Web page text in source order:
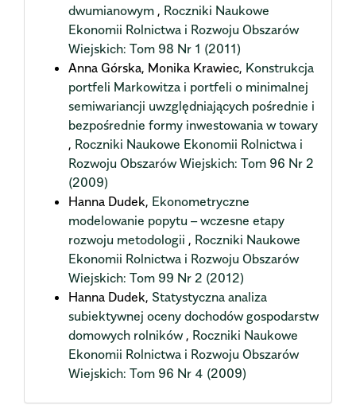
dwumianowym , Roczniki Naukowe
Ekonomii Rolnictwa i Rozwoju Obszarów
Wiejskich: Tom 98 Nr 1 (2011)
Anna Górska, Monika Krawiec, Konstrukcja
portfeli Markowitza i portfeli o minimalnej
semiwariancji uwzględniających pośrednie i
bezpośrednie formy inwestowania w towary
, Roczniki Naukowe Ekonomii Rolnictwa i
Rozwoju Obszarów Wiejskich: Tom 96 Nr 2
(2009)
Hanna Dudek, Ekonometryczne
modelowanie popytu – wczesne etapy
rozwoju metodologii , Roczniki Naukowe
Ekonomii Rolnictwa i Rozwoju Obszarów
Wiejskich: Tom 99 Nr 2 (2012)
Hanna Dudek, Statystyczna analiza
subiektywnej oceny dochodów gospodarstw
domowych rolników , Roczniki Naukowe
Ekonomii Rolnictwa i Rozwoju Obszarów
Wiejskich: Tom 96 Nr 4 (2009)